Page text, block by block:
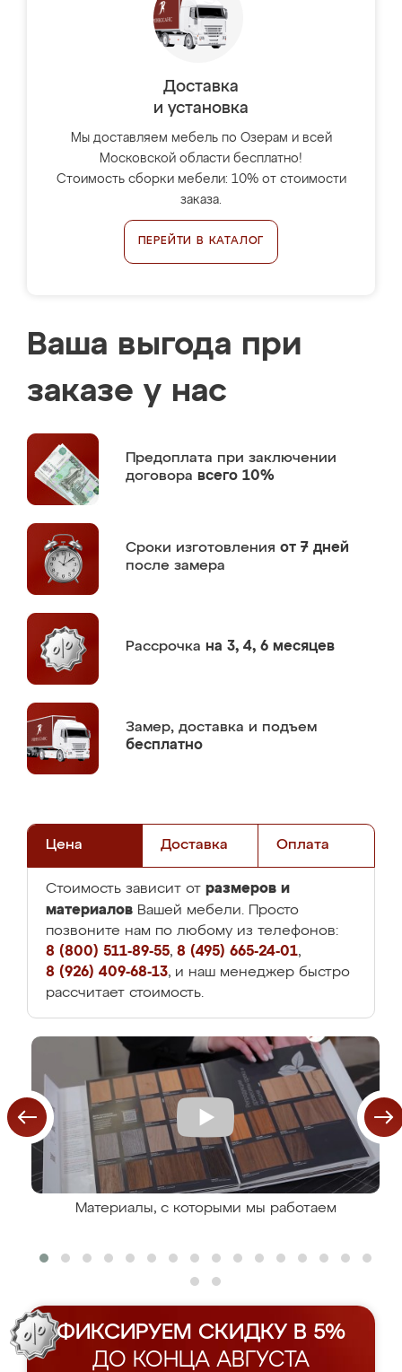
Доставка
и установка
Мы доставляем мебель по Озерам и всей
Московской области бесплатно!
Стоимость сборки мебели: 10% от стоимости
заказа.
ПЕРЕЙТИ В КАТАЛОГ
Ваша выгода при
заказе у нас
Предоплата при заключении
договора всего 10%
Сроки изготовления от 7 дней
после замера
Рассрочка на 3, 4, 6 месяцев
Замер, доставка и подъем
бесплатно
Цена Доставка Оплата
Стоимость зависит от размеров и
материалов Вашей мебели. Просто
позвоните нам по любому из телефонов:
8 (800) 511-89-55, 8 (495) 665-24-01,
8 (926) 409-68-13, и наш менеджер быстро
рассчитает стоимость.
Материалы, с которыми мы работаем
ФИКСИРУЕМ СКИДКУ В 5%
ДО КОНЦА АВГУСТА